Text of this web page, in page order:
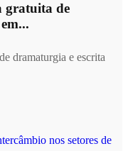
gratuita de
dramaturgia e escrita